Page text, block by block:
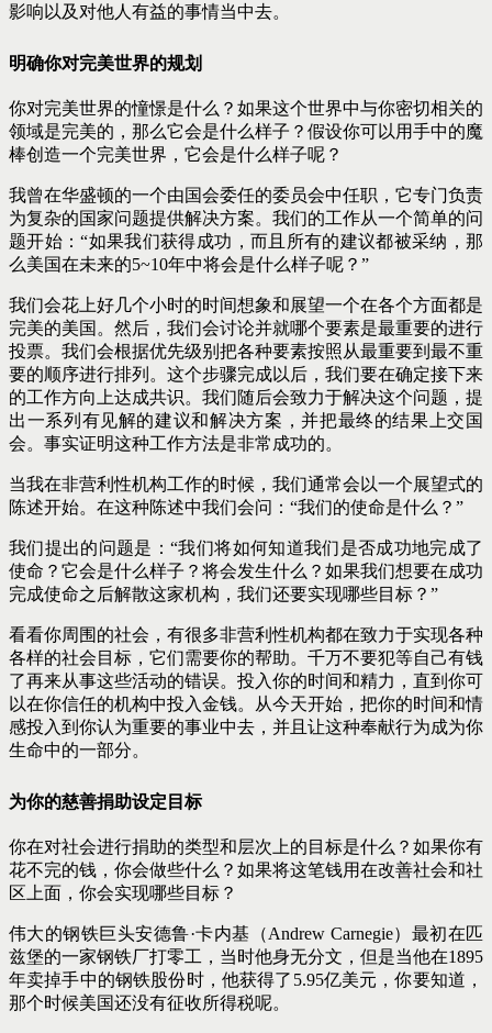
影响以及对他人有益的事情当中去。
明确你对完美世界的规划
你对完美世界的憧憬是什么？如果这个世界中与你密切相关的
领域是完美的，那么它会是什么样子？假设你可以用手中的魔
棒创造一个完美世界，它会是什么样子呢？
我曾在华盛顿的一个由国会委任的委员会中任职，它专门负责
为复杂的国家问题提供解决方案。我们的工作从一个简单的问
题开始：“如果我们获得成功，而且所有的建议都被采纳，那
么美国在未来的5~10年中将会是什么样子呢？”
我们会花上好几个小时的时间想象和展望一个在各个方面都是
完美的美国。然后，我们会讨论并就哪个要素是最重要的进行
投票。我们会根据优先级别把各种要素按照从最重要到最不重
要的顺序进行排列。这个步骤完成以后，我们要在确定接下来
的工作方向上达成共识。我们随后会致力于解决这个问题，提
出一系列有见解的建议和解决方案，并把最终的结果上交国
会。事实证明这种工作方法是非常成功的。
当我在非营利性机构工作的时候，我们通常会以一个展望式的
陈述开始。在这种陈述中我们会问：“我们的使命是什么？”
我们提出的问题是：“我们将如何知道我们是否成功地完成了
使命？它会是什么样子？将会发生什么？如果我们想要在成功
完成使命之后解散这家机构，我们还要实现哪些目标？”
看看你周围的社会，有很多非营利性机构都在致力于实现各种
各样的社会目标，它们需要你的帮助。千万不要犯等自己有钱
了再来从事这些活动的错误。投入你的时间和精力，直到你可
以在你信任的机构中投入金钱。从今天开始，把你的时间和情
感投入到你认为重要的事业中去，并且让这种奉献行为成为你
生命中的一部分。
为你的慈善捐助设定目标
你在对社会进行捐助的类型和层次上的目标是什么？如果你有
花不完的钱，你会做些什么？如果将这笔钱用在改善社会和社
区上面，你会实现哪些目标？
伟大的钢铁巨头安德鲁·卡内基（Andrew Carnegie）最初在匹
兹堡的一家钢铁厂打零工，当时他身无分文，但是当他在1895
年卖掉手中的钢铁股份时，他获得了5.95亿美元，你要知道，
那个时候美国还没有征收所得税呢。